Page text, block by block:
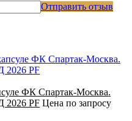
Отправить отзыв
ФК Спартак-Москва.
2026 PF Цена по запросу